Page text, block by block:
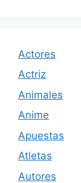
Actores
Actriz
Animales
Anime
Apuestas
Atletas
Autores